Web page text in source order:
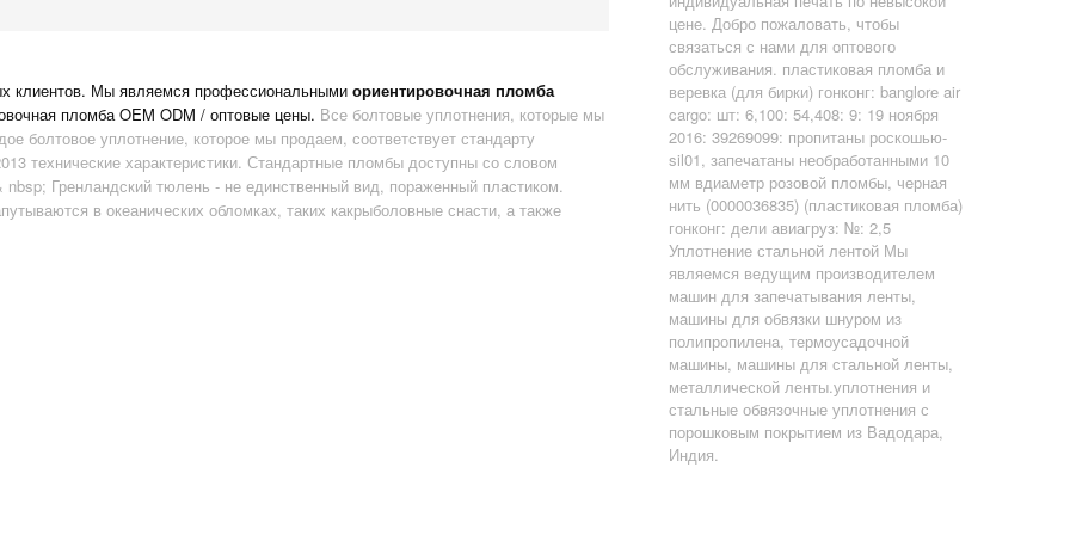
клиентов. Мы являемся профессиональными ориентировочная пломба
пломбаOEM ODM / оптовые цены. Все болтовые уплотнения, которые мы
болтовое уплотнение, которое мы продаем, соответствует стандарту
технические характеристики. Стандартные пломбы доступны со словом
Гренландский тюлень - не единственный вид, пораженный пластиком.
в океанических обломках, таких какрыболовные снасти, а также
цене. Добро пожаловать, чтобы
связаться с нами для оптового
обслуживания. пластиковая пломба и
веревка (для бирки) гонконг: banglore air
cargo: шт: 6,100: 54,408: 9: 19 ноября
2016: 39269099: пропитаны роскошью-
sil01, запечатаны необработанными 10
мм вдиаметр розовой пломбы, черная
нить (0000036835) (пластиковая пломба)
гонконг: дели авиагруз: №: 2,5
Уплотнение стальной лентой Мы
являемся ведущим производителем
машин для запечатывания ленты,
машины для обвязки шнуром из
полипропилена, термоусадочной
машины, машины для стальной ленты,
металлической ленты.уплотнения и
стальные обвязочные уплотнения с
порошковым покрытием из Вадодара,
Индия.